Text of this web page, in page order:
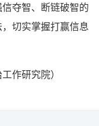
夺智、断链破智的
切实掌握打赢信息
作研究院）